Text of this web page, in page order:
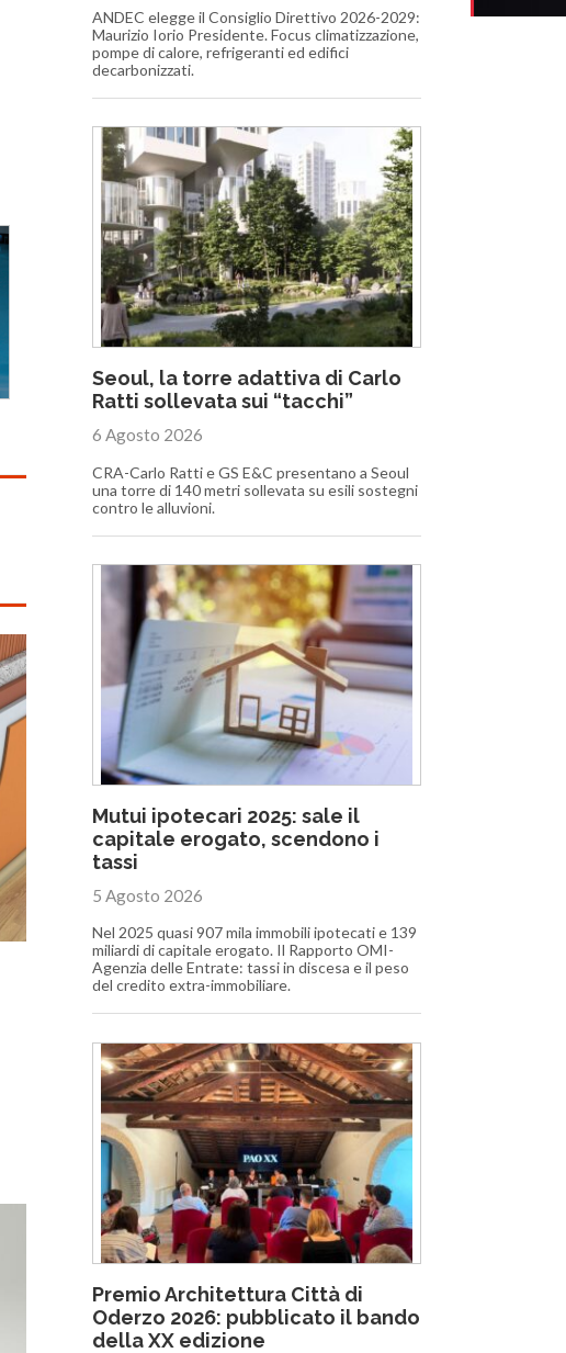
ANDEC elegge il Consiglio Direttivo 2026-2029:
Maurizio Iorio Presidente. Focus climatizzazione,
pompe di calore, refrigeranti ed edifici
decarbonizzati.
Seoul, la torre adattiva di Carlo
Ratti sollevata sui “tacchi”
6 Agosto 2026
CRA-Carlo Ratti e GS E&C presentano a Seoul
una torre di 140 metri sollevata su esili sostegni
contro le alluvioni.
Mutui ipotecari 2025: sale il
capitale erogato, scendono i
tassi
5 Agosto 2026
Nel 2025 quasi 907 mila immobili ipotecati e 139
miliardi di capitale erogato. Il Rapporto OMI-
Agenzia delle Entrate: tassi in discesa e il peso
del credito extra-immobiliare.
Premio Architettura Città di
Oderzo 2026: pubblicato il bando
della XX edizione